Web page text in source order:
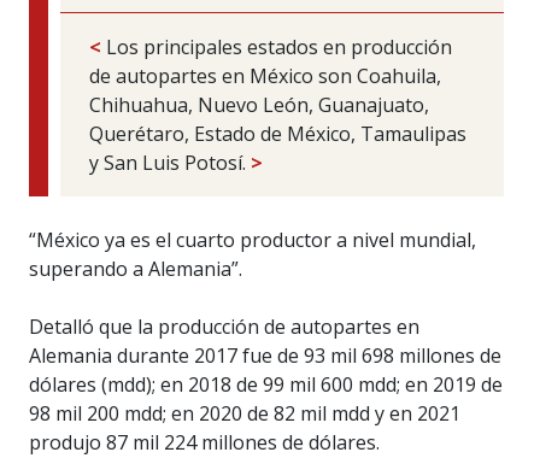
< Los principales estados en producción
de autopartes en México son Coahuila,
Chihuahua, Nuevo León, Guanajuato,
Querétaro, Estado de México, Tamaulipas
y San Luis Potosí. >
“México ya es el cuarto productor a nivel mundial,
superando a Alemania”.
Detalló que la producción de autopartes en
Alemania durante 2017 fue de 93 mil 698 millones de
dólares (mdd); en 2018 de 99 mil 600 mdd; en 2019 de
98 mil 200 mdd; en 2020 de 82 mil mdd y en 2021
produjo 87 mil 224 millones de dólares.